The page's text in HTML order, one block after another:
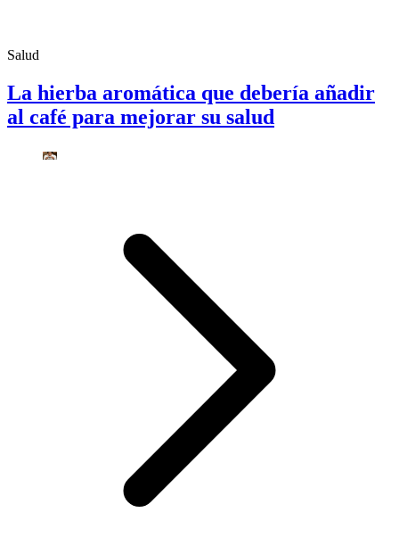
Salud
La hierba aromática que debería añadir
al café para mejorar su salud